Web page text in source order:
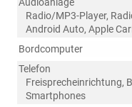
Audioanlage
Radio/MP3-Player,
Android Auto, Apple
Bordcomputer
Telefon
Freisprecheinrichtung,
Smartphones